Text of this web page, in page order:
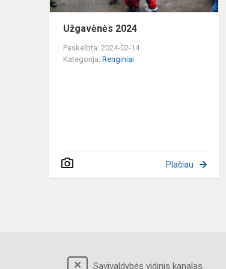
Užgavėnės 2024
Paskelbta: 2024-02-14
Kategorija: Renginiai
Plačiau
Savivaldybės vidinis kanalas